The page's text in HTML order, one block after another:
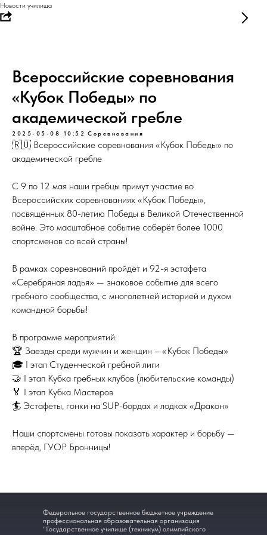
Новости училища
Всероссийские соревнования
«Кубок Победы» по
академической гребле
2025-05-08 10:52 Соревнования
🇷🇺 Всероссийские соревнования «Кубок Победы» по
академической гребле
С 9 по 12 мая наши гребцы примут участие во
Всероссийских соревнованиях «Кубок Победы»,
посвящённых 80-летию Победы в Великой Отечественной
войне. Это масштабное событие соберёт более 1000
спортсменов со всей страны!
В рамках соревнований пройдёт и 92-я эстафета
«Серебряная ладья» — знаковое событие для всего
гребного сообщества, с многолетней историей и духом
командной борьбы!
В программе мероприятий:
🏆 Заезды среди мужчин и женщин – «Кубок Победы»
🎓 I этап Студенческой гребной лиги
🤝 I этап Кубка гребных клубов (любительские команды)
🏅 I этап Кубка Мастеров
🏄 Эстафеты, гонки на SUP-бордах и лодках «Дракон»
Наши спортсмены готовы показать характер и борьбу —
вперёд, ГУОР Бронницы!
Федеральное государственное бюджетное учреждение
профессиональная образовательная организация
"Государственное училище (техникум) олимпийского